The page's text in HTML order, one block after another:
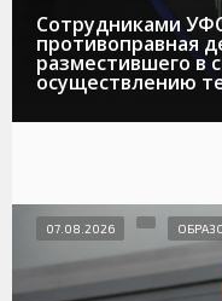
Сотрудниками
противоправная
разместившего в
осуществлению
07.08.2026